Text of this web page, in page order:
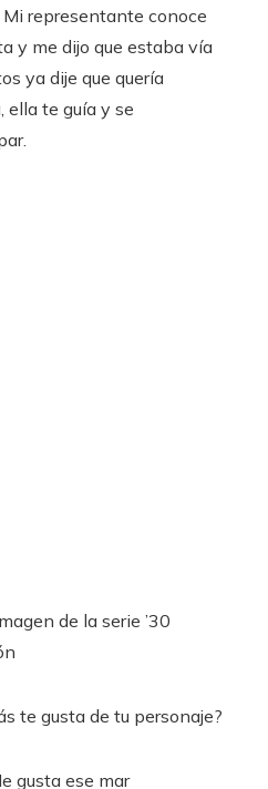
representante conoce
y me dijo que estaba vía
ya dije que quería
ella te guía y se
de la serie ’30
te gusta de tu personaje?
gusta ese mar